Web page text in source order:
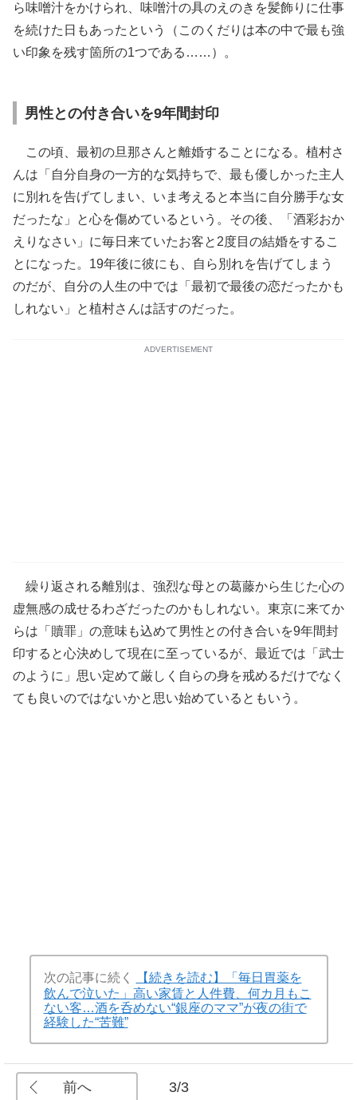
ら味噌汁をかけられ、味噌汁の具のえのきを髪飾りに仕事
を続けた日もあったという（このくだりは本の中で最も強
い印象を残す箇所の1つである……）。
男性との付き合いを9年間封印
この頃、最初の旦那さんと離婚することになる。植村さ
んは「自分自身の一方的な気持ちで、最も優しかった主人
に別れを告げてしまい、いま考えると本当に自分勝手な女
だったな」と心を傷めているという。その後、「酒彩おか
えりなさい」に毎日来ていたお客と2度目の結婚をするこ
とになった。19年後に彼にも、自ら別れを告げてしまう
のだが、自分の人生の中では「最初で最後の恋だったかも
しれない」と植村さんは話すのだった。
ADVERTISEMENT
繰り返される離別は、強烈な母との葛藤から生じた心の
虚無感の成せるわざだったのかもしれない。東京に来てか
らは「贖罪」の意味も込めて男性との付き合いを9年間封
印すると心決めして現在に至っているが、最近では「武士
のように」思い定めて厳しく自らの身を戒めるだけでなく
ても良いのではないかと思い始めているともいう。
次の記事に続く
【続きを読む】「毎日胃薬を
飲んで泣いた」高い家賃と人件費、何カ月もこ
ない客…酒を呑めない“銀座のママ”が夜の街で
経験した“苦難”
前へ 3/3